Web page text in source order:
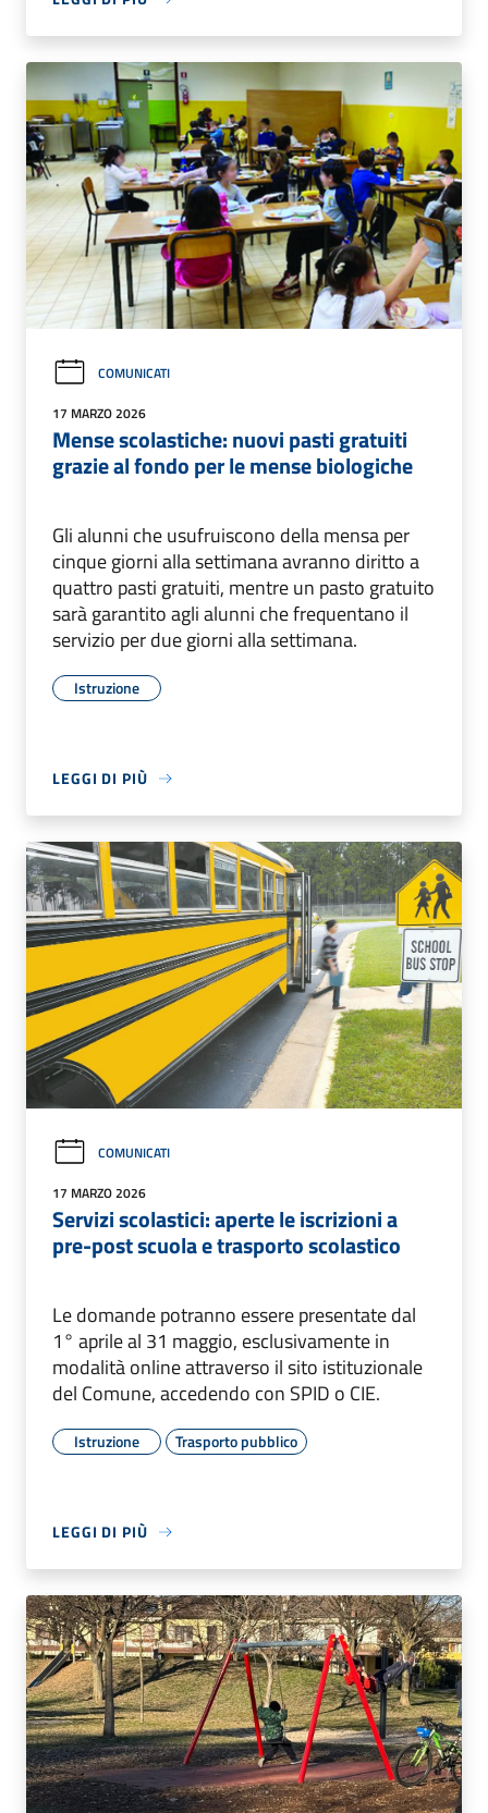
COMUNICATI
17 MARZO 2026
Mense scolastiche: nuovi pasti gratuiti
grazie al fondo per le mense biologiche
Gli alunni che usufruiscono della mensa per
cinque giorni alla settimana avranno diritto a
quattro pasti gratuiti, mentre un pasto gratuito
sarà garantito agli alunni che frequentano il
servizio per due giorni alla settimana.
Istruzione
LEGGI DI PIÙ
COMUNICATI
17 MARZO 2026
Servizi scolastici: aperte le iscrizioni a
pre-post scuola e trasporto scolastico
Le domande potranno essere presentate dal
1° aprile al 31 maggio, esclusivamente in
modalità online attraverso il sito istituzionale
del Comune, accedendo con SPID o CIE.
Istruzione Trasporto pubblico
LEGGI DI PIÙ